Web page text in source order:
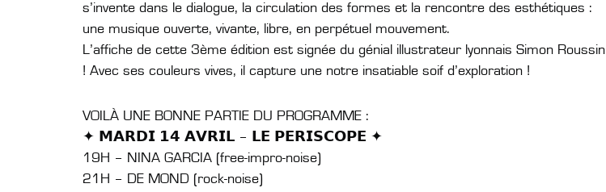
s’invente dans le dialogue, la circulation des formes et la rencontre des esthétiques :
une musique ouverte, vivante, libre, en perpétuel mouvement.
L’affiche de cette 3ème édition est signée du génial illustrateur lyonnais Simon Roussin
! Avec ses couleurs vives, il capture une notre insatiable soif d’exploration !
VOILÀ UNE BONNE PARTIE DU PROGRAMME :
✦ 𝗠𝗔𝗥𝗗𝗜 𝟭𝟰 𝗔𝗩𝗥𝗜𝗟 – 𝗟𝗘 𝗣𝗘𝗥𝗜𝗦𝗖𝗢𝗣𝗘 ✦
19H – NINA GARCIA (free-impro-noise)
21H – DE MOND (rock-noise)